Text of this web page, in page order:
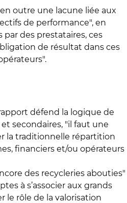
outre une lacune liée aux
de performance", en
des prestataires, ces
de résultat dans ces
défend la logique de
secondaires, "il faut une
la traditionnelle répartition
financiers et/ou opérateurs
des recycleries abouties"
à s’associer aux grands
le rôle de la valorisation